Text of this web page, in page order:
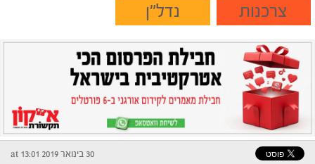
צרכנות
נדל"ן
30 בינואר 2019 at 13:01